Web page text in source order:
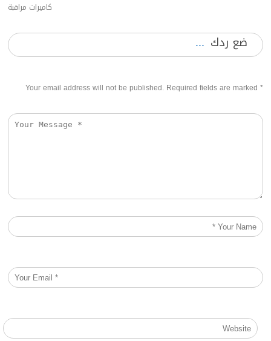
كاميرات مراقبة
ضع ردك
Your email address will not be published. Required fields are marked *